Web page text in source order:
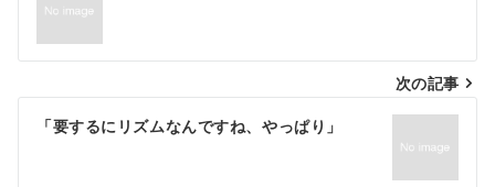
ナ
ビ
次の記事
「要するにリズムなんですね、やっぱり」